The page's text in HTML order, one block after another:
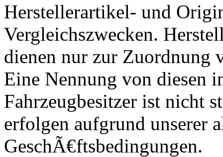
Herstellerartikel- und
Vergleichszwecken.
dienen nur zur Zuordnung
Eine Nennung von diesen
Fahrzeugbesitzer ist nicht
erfolgen aufgrund unserer
GeschÃ€ftsbedingungen.